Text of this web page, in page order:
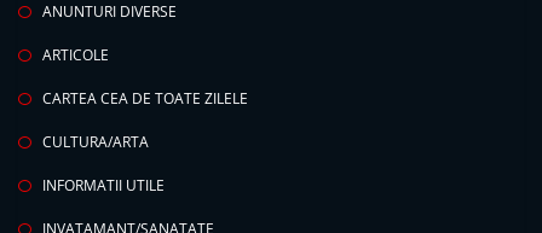
ANUNTURI DIVERSE
ARTICOLE
CARTEA CEA DE TOATE ZILELE
CULTURA/ARTA
INFORMATII UTILE